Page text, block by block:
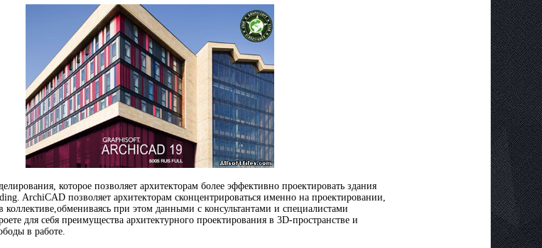
которое позволяет архитекторам более эффективно проектировать здания
ArchiCAD позволяет архитекторам сконцентрироваться именно на проектировании,
коллективе,обмениваясь при этом данными с консультантами и специалистами
для себя преимущества архитектурного проектирования в 3D-пространстве и
в работе.